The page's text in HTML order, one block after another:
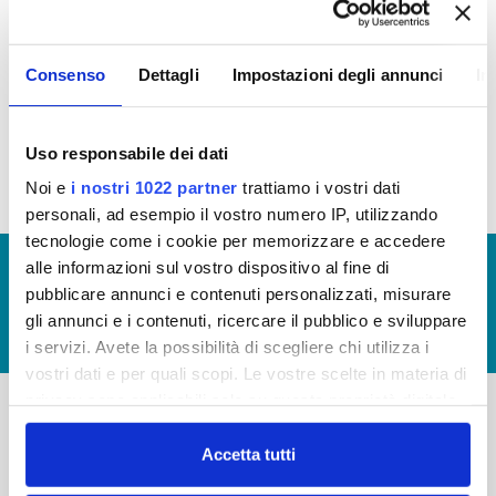
Consenso Dettagli Impostazioni degli annunci
Uso responsabile dei dati
Noi e i nostri 1022 partner trattiamo i vostri dati
personali, ad esempio il vostro numero IP, utilizzando
tecnologie come i cookie per memorizzare e accedere
alle informazioni sul vostro dispositivo al fine di
pubblicare annunci e contenuti personalizzati, misurare
gli annunci e i contenuti, ricercare il pubblico e sviluppare
i servizi. Avete la possibilità di scegliere chi utilizza i
vostri dati e per quali scopi. Le vostre scelte in materia di
in cui avete effettuato le vostre scelte. È possibile
modificare o revocare il proprio consenso in qualsiasi
momento dalla Dichiarazione sui cookie o facendo clic
Accetta tutti
STANDARD DI QUALITÀ
© Copyright 2017 - 2026
GLOSSARIO
GIUDICA IL SERVIZIO
LAVORA CON NOI
Publiacqua S.p.A
-
FAQ